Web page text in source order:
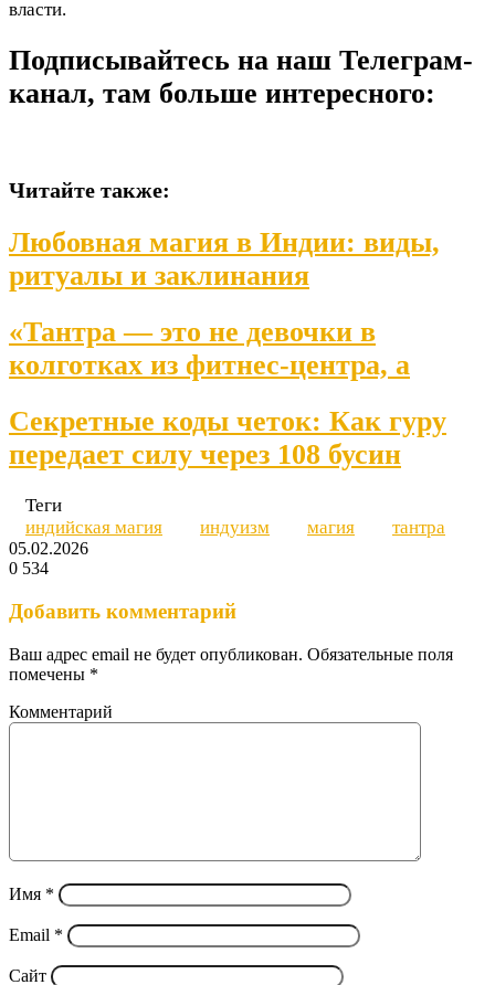
власти.
Подписывайтесь на наш Телеграм-
канал, там больше интересного:
Читайте также:
Любовная магия в Индии: виды,
ритуалы и заклинания
«Тантра — это не девочки в
колготках из фитнес-центра, а
Секретные коды четок: Как гуру
передает силу через 108 бусин
Теги
индийская магия
индуизм магия тантра
05.02.2026
0 534
через
электронную
почту
Добавить комментарий
Ваш адрес email не будет опубликован. Обязательные поля
помечены *
Комментарий
Имя *
Email *
Сайт